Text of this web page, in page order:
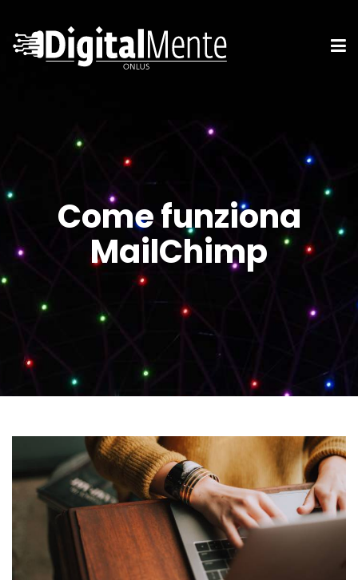
Come funziona
MailChimp